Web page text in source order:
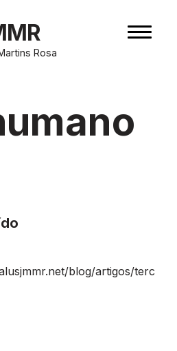
Rosa
blog/artigos/terc